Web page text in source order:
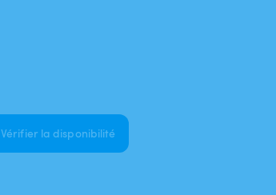
Vérifier la disponibilité